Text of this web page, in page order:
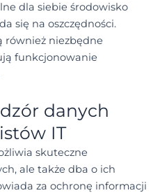
dla siebie środowisko
się na oszczędności.
również niezbędne
funkcjonowanie
danych
IT
skuteczne
ale także dba o ich
za ochronę informacji